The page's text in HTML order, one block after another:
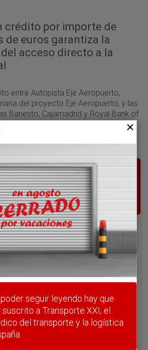
crédito por importe de
de euros garantiza la
acceso directo a la
entre Autopista Eje Aeropuerto,
del proyecto Eje Aeropuerto, y las
Banesto, Cajamadrid y Royal Bank of
de 281,6 millones de euros
financiación del nuevo acceso a
solo 11 meses desde su concesión.
seguir leyendo hay que estar
a Transporte XXI, el periódico
y la logística en España.
seguir leyendo hay que
a Transporte XXI, el
del transporte y la logística